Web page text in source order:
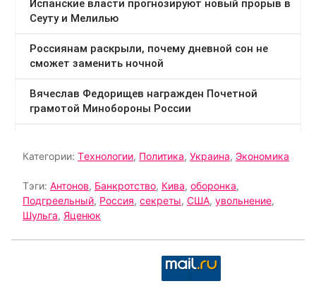
Категории: Tехнологии, Политика, Украина, Экономика
Тэги: Антонов, Банкротство, Кива, оборонка,
Подгреельный, Россия, секреты, США, увольнение,
Шульга, Яценюк